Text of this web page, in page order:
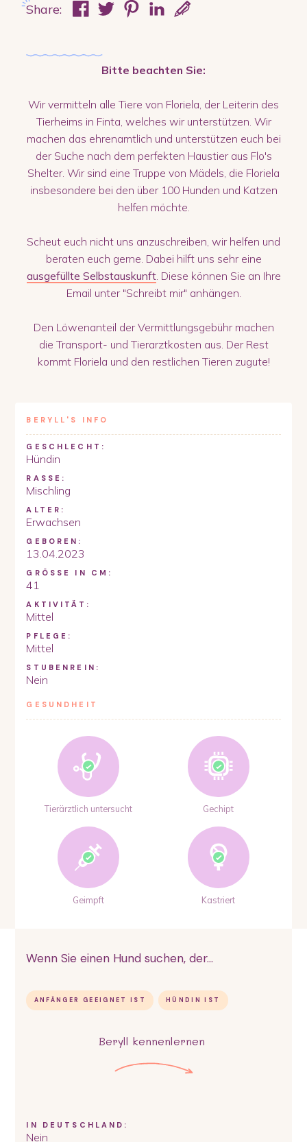
Share:
Bitte beachten Sie:
Wir vermitteln alle Tiere von Floriela, der Leiterin des
Tierheims in Finta, welches wir unterstützen. Wir
machen das ehrenamtlich und unterstützen euch bei
der Suche nach dem perfekten Haustier aus Flo's
Shelter. Wir sind eine Truppe von Mädels, die Floriela
insbesondere bei den über 100 Hunden und Katzen
helfen möchte.
Scheut euch nicht uns anzuschreiben, wir helfen und
beraten euch gerne. Dabei hilft uns sehr eine
ausgefüllte Selbstauskunft. Diese können Sie an Ihre
Email unter "Schreibt mir" anhängen.
Den Löwenanteil der Vermittlungsgebühr machen
die Transport- und Tierarztkosten aus. Der Rest
kommt Floriela und den restlichen Tieren zugute!
BERYLL 'S INFO
GESCHLECHT:
Hündin
RASSE:
Mischling
ALTER:
Erwachsen
GEBOREN:
13.04.2023
GRÖSSE IN CM:
41
AKTIVITÄT:
Mittel
PFLEGE:
Mittel
STUBENREIN:
Nein
GESUNDHEIT
Tierärztlich untersucht Gechipt
Geimpft Kastriert
Wenn Sie einen Hund suchen, der...
ANFÄNGER GEEIGNET IST HÜNDIN IST
Beryll kennenlernen
IN DEUTSCHLAND:
Nein